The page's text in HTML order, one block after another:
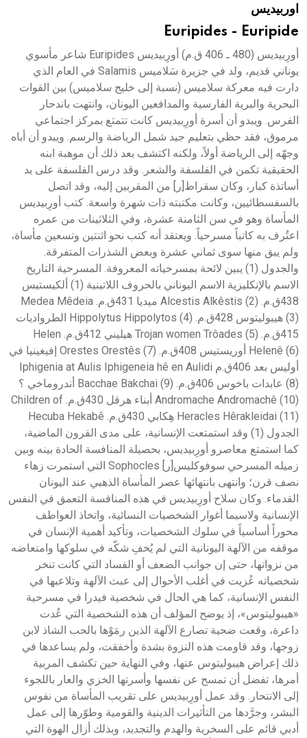
اوربيديس
Euripides - Euripide
أورِبيديس (480 ـ 406 ق.م) أورِبيديس Euripides شاعر مأسوي
يوناني قديم، ولد في جزيرة سَلاميس Salamis في العام الذي
دارت فيه معركة سلاميس (نسبة إلى خليج سلاميس) بين القوات
البحرية والبرية الفارسية والمدافعين اليونان، وانتهت باندحار
الفرس. ويبدو أن أسرة أورِبيديس كانت تتمتع بمركز اجتماعي
مرموق، فقد حظي بتعليم جيد شمل الرياضة والرسم. ويبدو أن أباه
وجهّه إلى الرياضة أولاً، ولكنه اكتشف بعد ذلك أن موهبة ابنه
الحقيقية تكمن في الفلسفة والشعر. وقد درس الفلسفة على يد
أساتذة كبار، وكان سقراط[ر] من المقربين إليه، وقد اتصل
بالسفسطائيين، وكانت مكتبته ذات شهرة واسعة. كتب أورِبيديس
المأساة وهو في سن الثامنة عشرة، وفي الثلاثينات من عمره
اعتُرف به كاتباً مسرحياً. ويعتقد أنه كتب نحو اثنتين وتسعين مأساة،
ولم يبق منها سوى ثماني عشرة وبعض الشذرات المتفرقة.
والجدول (1) يبين لائحة بمسرحياته المعروفة. المسرحية التاريخ
الاسم بالإنكليزية الاسم اليوناني بالحروف اللاتينية (1) ألكيستيس
438ق.م. Alcestis Alkêstis (2) ميديا 431ق.م. Medea Mêdeia
(3) هيبوليتوس 428ق.م. Hippolytus Hippolytos (4) الطرواديات
415ق.م. Trojan women Trôades (5) هيليني 412ق.م. Helen
Helenê (6) أوريستيس 408ق.م. Orestes Orestês (7) إفيغينيا في
أوليس بعد 406ق.م Iphigenia at Aulis Iphigeneia hê en Aulidi
(8) عابدات باخوس 406ق.م. Bacchae Bakchai (9) أندروماخي ؟
Andromache Andromachê (10) أبناء هرقل 430ق.م. Children of
Heracles Hêrakleidai (11) هِكابي 430ق.م. Hecuba Hekabê
الجدول (1) وقد استمتعت الإنسانية، على مدى القرون الماضية،
كما استمتع معاصرو أورِبيديس، بحصيلة المنافسة الحادة بينه وبين
زميله المسرحي سوفوكليس[ر] Sophocles التي استمرت زهاء
نصف قرن؛ وانتهى بانتهائها عصر المأساة الذهبي عند اليونان
القدماء. وكان سلاح أورِبيديس في هذه المنافسة التعمق في النفس
الإنسانية ولاسيما أغوار الشخصيات النسائية، واتخاذ العواطف
محوراً أساسياً في سلوك الشخصيات، وتأكيد أهمية الإنسان في
موقفه من الآلهة اليونانية التي لم يُخفِ شكّه في سلوكها وامتعاضه
من نزواتها، حتى إن جوانب الضعف أو الفساد التي كانت تنخر
شخصياته عُزيت في أغلب الأحوال إلى عبث الآلهة وتلاعبها في
النفس الإنسانية، كما هي الحال في شخصية فيدرا في مسرحية
«هيبوليتوس»، إذ يوضح المؤلف أن هذه الشخصية التي عُدت
داعرة، وقعت ضحية تصارع الآلهة الذين رمَوْها بالحب الشاذ لابن
زوجها، وقد قاومت هذه النزوة بشدة وأخفقت، ولم يساعدها في
ذلك إعراض هيبوليتوس عنها، وفي النهاية حين تكشف المربية
أمرها، تفضل أن تمسح عن نفسها وأسرتها الخزي والعار باللجوء
إلى الانتحار. وقد عمل أورِبيديس على تقريب المأساة من نفوس
البشر، وجرَّدها من التأثيرات الدينية والقومية وطوّرها إلى عمل
أدبي قائم على السخرية والهدم والتجديد، وبذلك أزال الهوة التي